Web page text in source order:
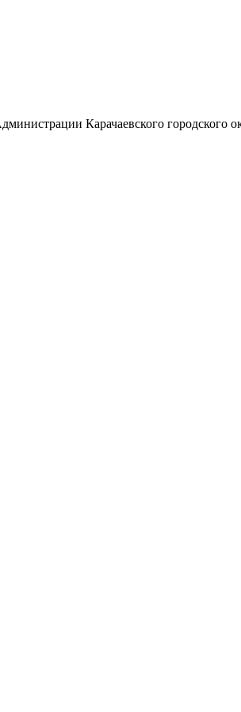
Карачаевского городского